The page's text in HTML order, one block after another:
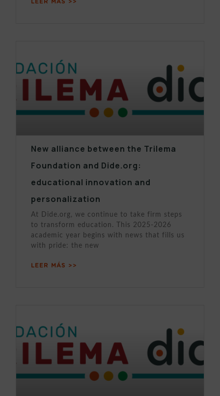
LEER MÁS >>
New alliance between the Trilema
Foundation and Dide.org:
educational innovation and
personalization
At Dide.org, we continue to take firm steps
to transform education. This 2025-2026
academic year begins with news that fills us
with pride: the new
LEER MÁS >>